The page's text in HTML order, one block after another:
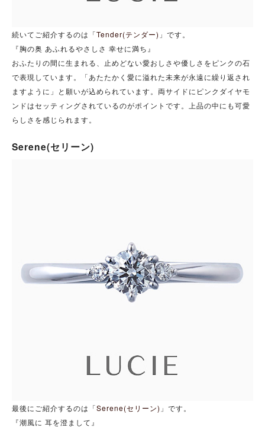
続いてご紹介するのは「Tender(テンダー) 」です。
『胸の奥 あふれるやさしさ 幸せに満ち』
おふたりの間に生まれる、止めどない愛おしさや優しさをピンクの石
で表現しています。「あたたかく愛に溢れた未来が永遠に繰り返され
ますように」と願いが込められています。両サイドにピンクダイヤモ
ンドはセッティングされているのがポイントです。上品の中にも可愛
らしさを感じられます。
Serene(セリーン)
最後にご紹介するのは「Serene(セリーン) 」です。
『潮風に 耳を澄まして』